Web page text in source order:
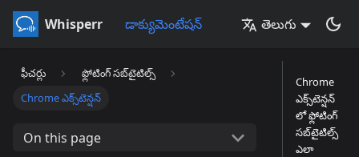
Whisperr డాక్యుమెంటేషన్ తెలుగు
ఫీచర్లు
ఫ్లోటింగ్ సబ్‌టైటిల్స్
Chrome ఎక్స్‌టెన్షన్
On this page
Chrome
ఎక్స్‌టెన్షన్‌
లో ఫ్లోటింగ్
సబ్‌టైటిల్స్
ఎలా